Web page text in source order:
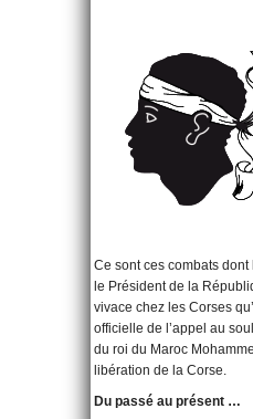
Ce sont ces combats
le Président de la
vivace chez les Corses
officielle de l’appel au
du roi du Maroc
libération de la Corse.
Du passé au présent …